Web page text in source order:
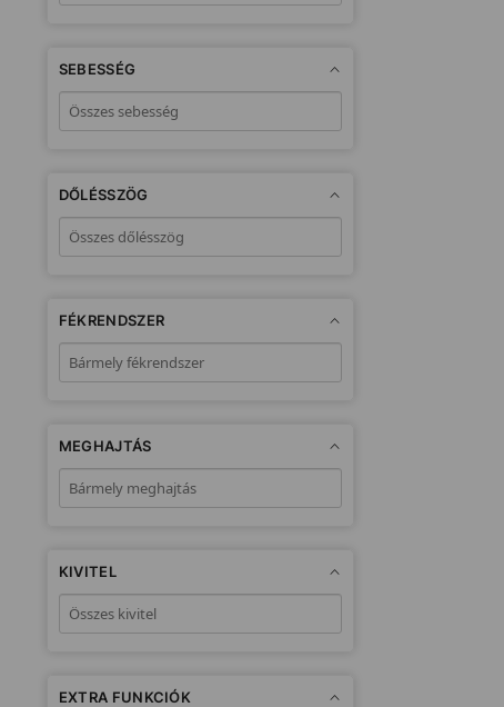
SEBESSÉG
DŐLÉSSZÖG
FÉKRENDSZER
MEGHAJTÁS
KIVITEL
EXTRA FUNKCIÓK